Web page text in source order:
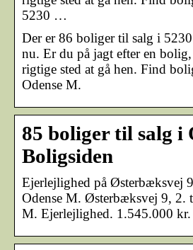
5230 …
Der er 86 boliger til salg i
nu. Er du på jagt efter en
rigtige sted at gå hen. Find
Odense M.
85 boliger til salg i
Boligsiden
Ejerlejlighed på Østerbæksvej
Odense M. Østerbæksvej 9, 2.
M. Ejerlejlighed. 1.545.000